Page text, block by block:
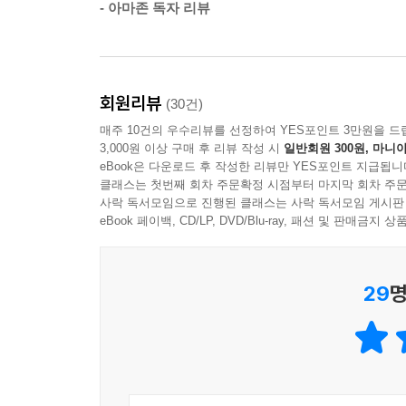
가한다. 우리가 세상에 알리기 위해 완벽하게 구
우리가 유독 진정성 여부에 집착하고 진정성과
제기한다. “오늘날 진정성은 여러 의미를 지니고
어려움에도 바람직한 제품의 특성으로 우리에게
불구하고 그것이 무엇인지 아무도 제대로 알지 못
진정성에 집착하는가』는 혼란 속에서 함께 나아
- 아마존 독자 리뷰
회원리뷰 (30건)
매주 10건의 우수리뷰를 선정하여 YES포인트 3만원을 드
3,000원 이상 구매 후 리뷰 작성 시 일반회원 300원, 마니
eBook은 다운로드 후 작성한 리뷰만 YES포인트 지급됩니
클래스는 첫번째 회차 주문확정 시점부터 마지막 회차 주
사락 독서모임으로 진행된 클래스는 사락 독서모임 게시
eBook 페이백, CD/LP, DVD/Blu-ray, 패션 및 판매금지 상
29